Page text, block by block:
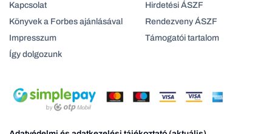
Kapcsolat
Könyvek a Forbes ajánlásával
Impresszum
Így dolgozunk
Hirdetési ÁSZF
Rendezveny ÁSZF
Támogatói tartalom